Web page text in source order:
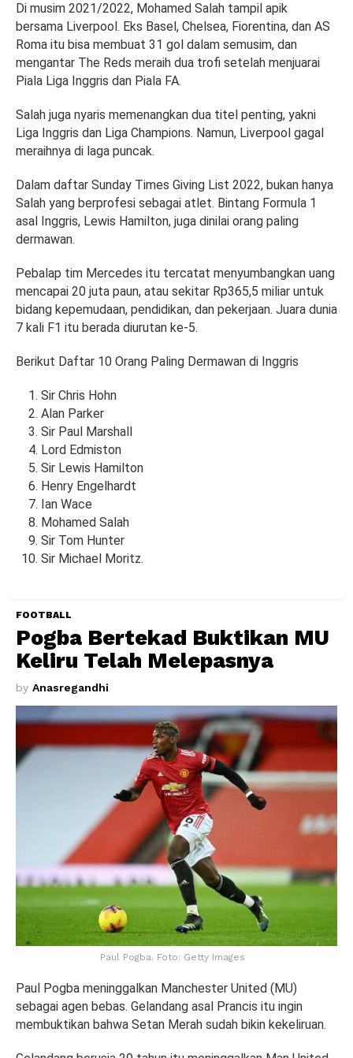
Di musim 2021/2022, Mohamed Salah tampil apik
bersama Liverpool. Eks Basel, Chelsea, Fiorentina, dan AS
Roma itu bisa membuat 31 gol dalam semusim, dan
mengantar The Reds meraih dua trofi setelah menjuarai
Piala Liga Inggris dan Piala FA.
Salah juga nyaris memenangkan dua titel penting, yakni
Liga Inggris dan Liga Champions. Namun, Liverpool gagal
meraihnya di laga puncak.
Dalam daftar Sunday Times Giving List 2022, bukan hanya
Salah yang berprofesi sebagai atlet. Bintang Formula 1
asal Inggris, Lewis Hamilton, juga dinilai orang paling
dermawan.
Pebalap tim Mercedes itu tercatat menyumbangkan uang
mencapai 20 juta paun, atau sekitar Rp365,5 miliar untuk
bidang kepemudaan, pendidikan, dan pekerjaan. Juara dunia
7 kali F1 itu berada diurutan ke-5.
Berikut Daftar 10 Orang Paling Dermawan di Inggris
Sir Chris Hohn
Alan Parker
Sir Paul Marshall
Lord Edmiston
Sir Lewis Hamilton
Henry Engelhardt
Ian Wace
Mohamed Salah
Sir Tom Hunter
Sir Michael Moritz.
FOOTBALL
Pogba Bertekad Buktikan MU
Keliru Telah Melepasnya
by Anasregandhi
Paul Pogba. Foto: Getty Images
Paul Pogba meninggalkan Manchester United (MU)
sebagai agen bebas. Gelandang asal Prancis itu ingin
membuktikan bahwa Setan Merah sudah bikin kekeliruan.